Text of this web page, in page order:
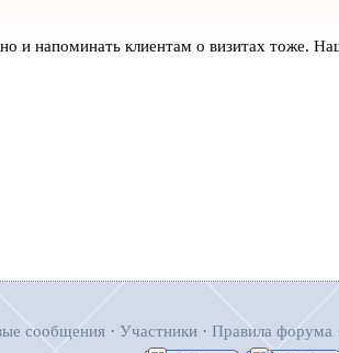
но и напоминать клиентам о визитах тоже.
сообщения · Участники · Правила форума